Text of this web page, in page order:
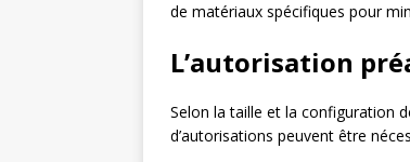
de matériaux spécifiques pour
L’autorisation
Selon la taille et la configuration
d’autorisations peuvent être